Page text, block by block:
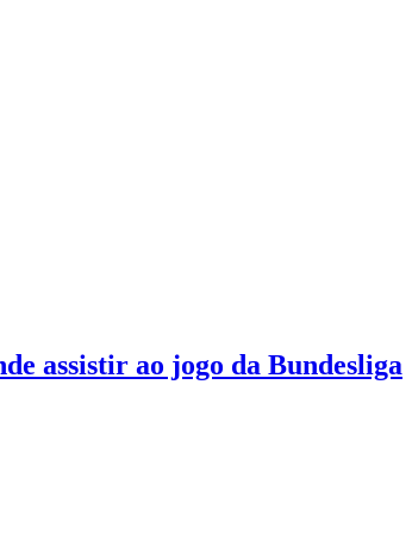
assistir ao jogo da Bundesliga